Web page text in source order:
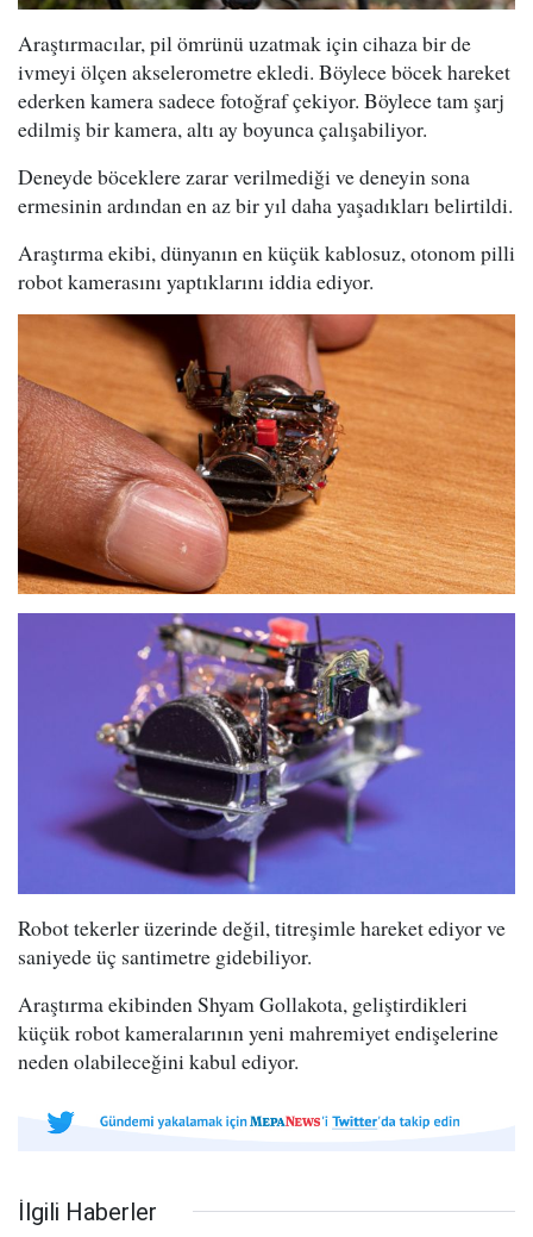
Araştırmacılar, pil ömrünü uzatmak için cihaza bir de
ivmeyi ölçen akselerometre ekledi. Böylece böcek hareket
ederken kamera sadece fotoğraf çekiyor. Böylece tam şarj
edilmiş bir kamera, altı ay boyunca çalışabiliyor.
Deneyde böceklere zarar verilmediği ve deneyin sona
ermesinin ardından en az bir yıl daha yaşadıkları belirtildi.
Araştırma ekibi, dünyanın en küçük kablosuz, otonom pilli
robot kamerasını yaptıklarını iddia ediyor.
Robot tekerler üzerinde değil, titreşimle hareket ediyor ve
saniyede üç santimetre gidebiliyor.
Araştırma ekibinden Shyam Gollakota, geliştirdikleri
küçük robot kameralarının yeni mahremiyet endişelerine
neden olabileceğini kabul ediyor.
İlgili Haberler